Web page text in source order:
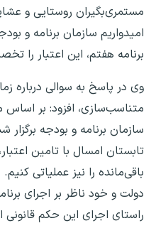
مستمری‌بگیران روستایی و
امیدواریم سازمان برنامه و
برنامه هفتم، این اعتبار را
وی در پاسخ به سوالی درباره
متناسب‌سازی، افزود: بر
سازمان برنامه و بودجه
باقی‌مانده را نیز عملیاتی
دولت و خود ناظر بر اجرای
راستای اجرای این حکم قانونی